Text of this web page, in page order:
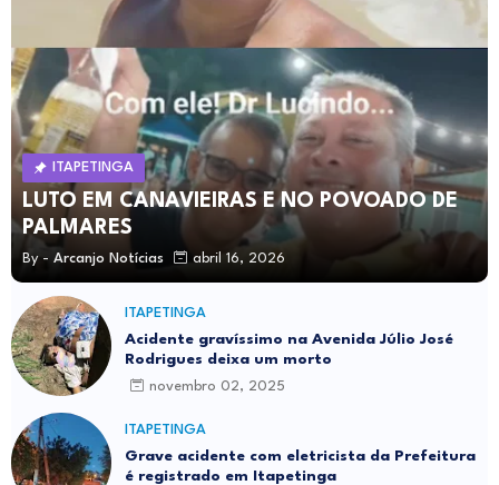
ITAPETINGA
LUTO EM CANAVIEIRAS E NO POVOADO DE
PALMARES
By - Arcanjo Notícias abril 16, 2026
ITAPETINGA
Acidente gravíssimo na Avenida Júlio José
Rodrigues deixa um morto
novembro 02, 2025
ITAPETINGA
Grave acidente com eletricista da Prefeitura
é registrado em Itapetinga